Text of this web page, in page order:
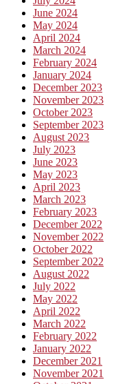
June 2024
May 2024
April 2024
March 2024
February 2024
January 2024
December 2023
November 2023
October 2023
September 2023
August 2023
July 2023
June 2023
May 2023
April 2023
March 2023
February 2023
December 2022
November 2022
October 2022
September 2022
August 2022
July 2022
May 2022
April 2022
March 2022
February 2022
January 2022
December 2021
November 2021